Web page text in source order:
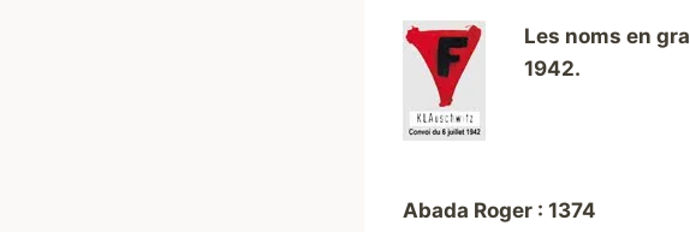
Les noms en
1942.
Abada Roger : 1374